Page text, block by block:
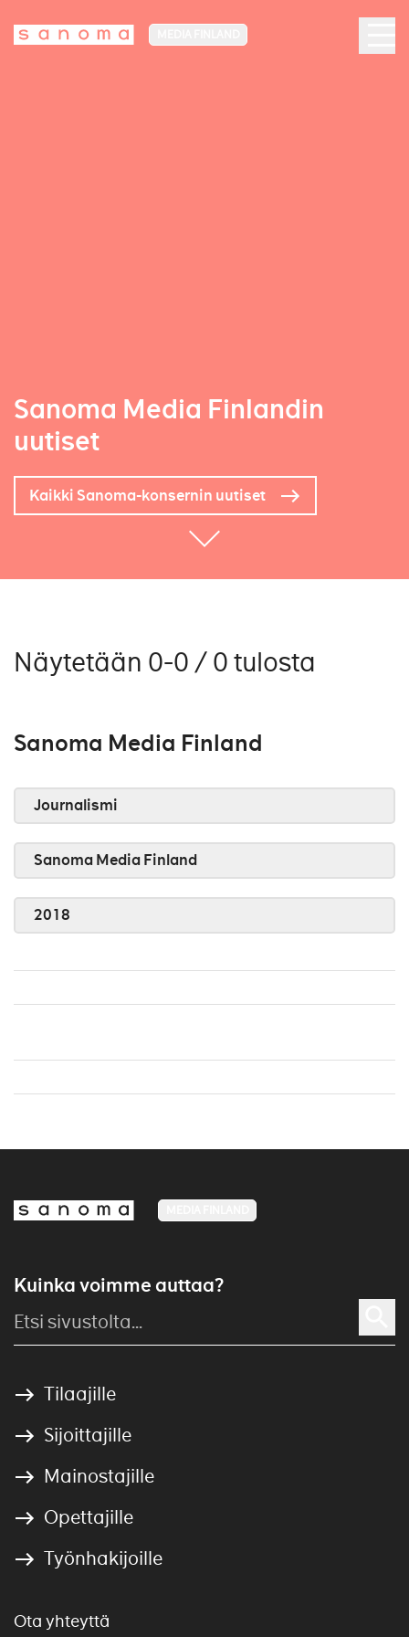
Sanoma Media Finlandin
uutiset
Kaikki Sanoma-konsernin uutiset
Näytetään 0-0 / 0 tulosta
Sanoma Media Finland
Journalismi
Sanoma Media Finland
2018
Kuinka voimme auttaa?
Tilaajille
Sijoittajille
Mainostajille
Opettajille
Työnhakijoille
Ota yhteyttä